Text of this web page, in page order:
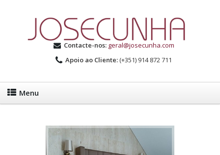
Contacte-nos: geral@josecunha.com
Apoio ao Cliente:(+351) 914 872 711
Menu